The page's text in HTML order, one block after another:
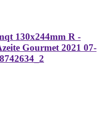
130x244mm R -
Gourmet 2021 07-